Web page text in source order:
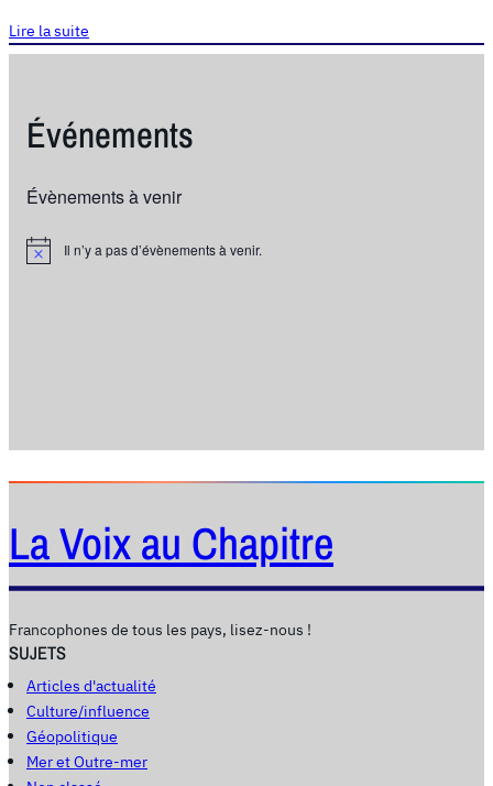
Lire la suite
Événements
Évènements à venir
N
Il n’y a pas d’évènements à venir.
La Voix au Chapitre
Francophones de tous les pays, lisez-nous !
SUJETS
Articles d'actualité
Culture/influence
Géopolitique
Mer et Outre-mer